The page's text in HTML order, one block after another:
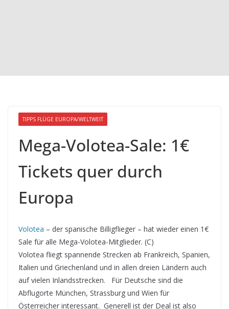
TIPPS FLÜGE EUROPA/WELTWEIT
Mega-Volotea-Sale: 1€
Tickets quer durch
Europa
Volotea – der spanische Billigflieger – hat wieder einen 1€
Sale für alle Mega-Volotea-Mitglieder. (C)
Volotea fliegt spannende Strecken ab Frankreich, Spanien,
Italien und Griechenland und in allen dreien Ländern auch
auf vielen Inlandsstrecken. Für Deutsche sind die
Abflugorte München, Strassburg und Wien für
Österreicher interessant. Generell ist der Deal ist also